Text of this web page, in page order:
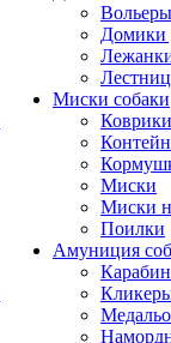
Домики
Миски собаки
Миски
Миски
Поилки
Амуниция